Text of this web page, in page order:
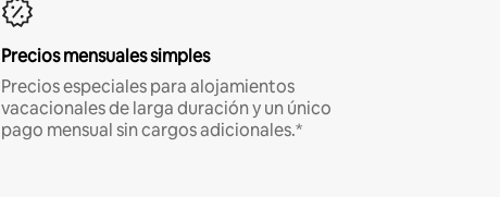
Precios mensuales simples
Precios especiales para alojamientos
vacacionales de larga duración y un único
pago mensual sin cargos adicionales.*